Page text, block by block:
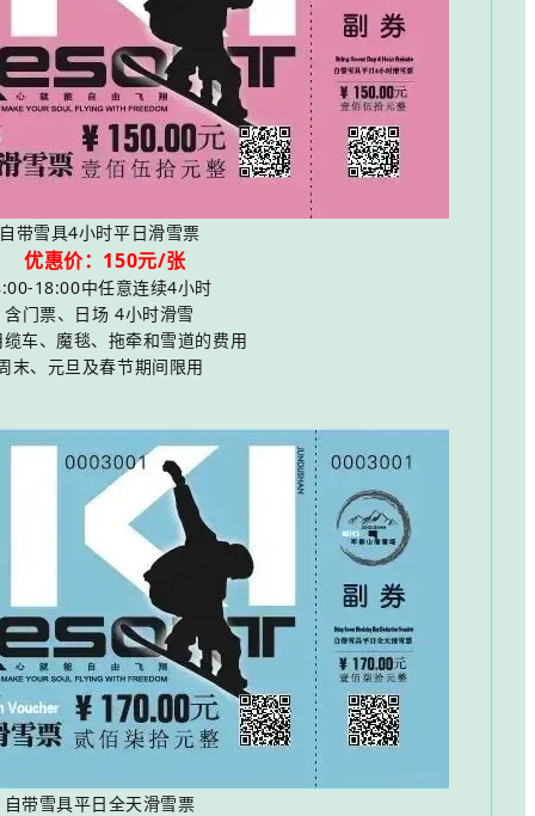
自带雪具4小时平日滑雪票
优惠价：150元/张
18:00中任意连续4小时
含门票、日场 4小时滑雪
车、魔毯、拖牵和雪道的费用
末、元旦及春节期间限用
自带雪具平日全天滑雪票